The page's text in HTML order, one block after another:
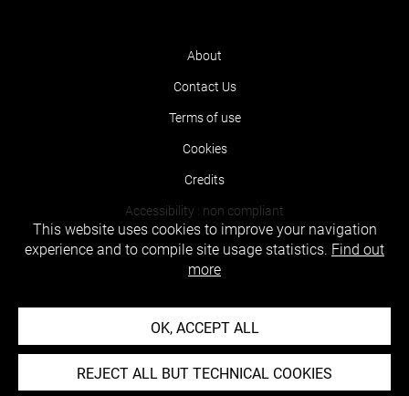
About
Contact Us
Terms of use
Cookies
Credits
Accessibility : non compliant
This website uses cookies to improve your navigation
experience and to compile site usage statistics. Find out
more
OK, ACCEPT ALL
REJECT ALL BUT TECHNICAL COOKIES